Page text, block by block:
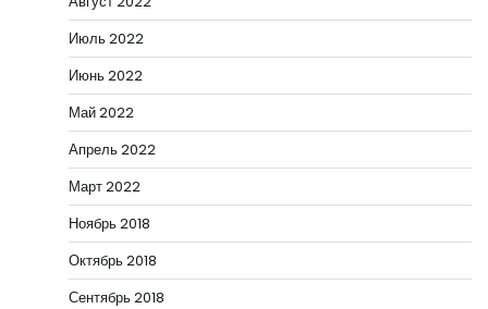
Июль 2022
Июнь 2022
Май 2022
Апрель 2022
Март 2022
Ноябрь 2018
Октябрь 2018
Сентябрь 2018